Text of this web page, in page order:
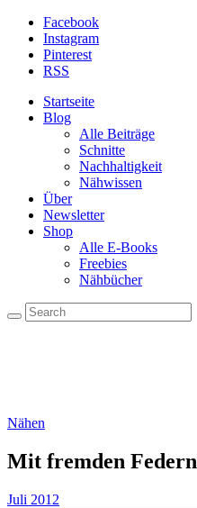
Facebook
Instagram
Pinterest
RSS
Startseite
Blog
Alle Beiträge
Schnitte
Nachhaltigkeit
Nähwissen
Über
Newsletter
Shop
Alle E-Books
Freebies
Nähbücher
Nähen
Mit fremden Federn
Juli 2012